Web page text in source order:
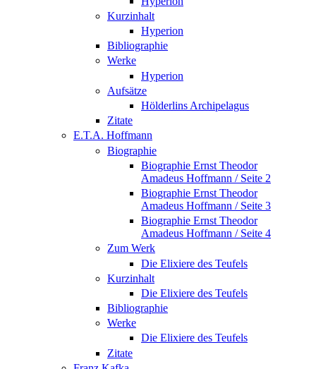
Kurzinhalt
Hyperion
Bibliographie
Werke
Hyperion
Aufsätze
Hölderlins Archipelagus
Zitate
E.T.A. Hoffmann
Biographie
Biographie Ernst Theodor
Amadeus Hoffmann / Seite 2
Biographie Ernst Theodor
Amadeus Hoffmann / Seite 3
Biographie Ernst Theodor
Amadeus Hoffmann / Seite 4
Zum Werk
Die Elixiere des Teufels
Kurzinhalt
Die Elixiere des Teufels
Bibliographie
Werke
Die Elixiere des Teufels
Zitate